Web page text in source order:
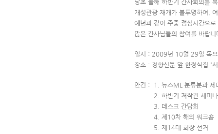
당초 올해 하반기 간사회의를
개성관광 재개가 불투명하여,
예년과 같이 주중 점심시간으
많은 간사님들의 참여를 바랍니
일시 : 2009년 10월 29일 목
장소 : 경향신문 앞 한정식집 '
안건 : 1. 뉴스ML 분류분과
2. 하반기 저작권
3. 데스크 간담회
4. 제10차 해외 워크숍
5. 제14대 회장 선거